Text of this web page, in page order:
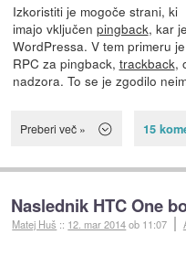
Izkoristiti je mogoče strani, ki
imajo vključen pingback, kar
WordPressa. V tem primeru
RPC za pingback, trackback,
nadzora. To se je zgodilo
Preberi več » 15
Naslednik HTC One
Matej Huš :: 12. mar 2014ob 11:07